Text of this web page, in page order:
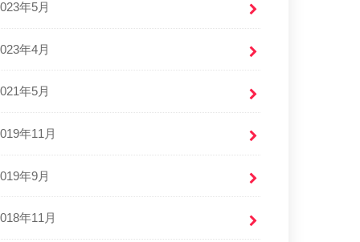
年5月
年4月
年5月
年11月
年9月
年11月